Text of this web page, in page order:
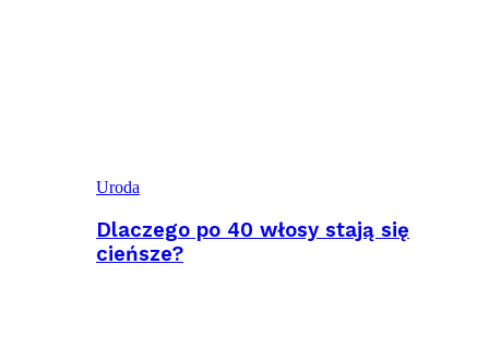
Uroda
Dlaczego po 40 włosy stają się
cieńsze?